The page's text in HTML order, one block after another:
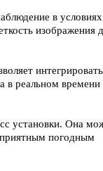
в условиях
изображения
интегрировать
в реальном времени
установки. Она
погодным